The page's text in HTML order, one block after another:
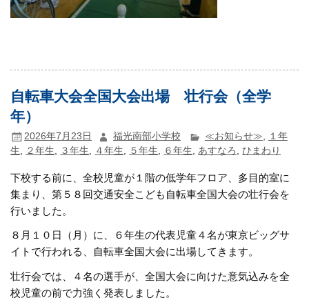
自転車大会全国大会出場 壮行会（全学
年）
2026年7月23日 福光南部小学校 ≪お知らせ≫, １年
生
２年生 ３年生 ４年生 ５年生 ６年生 あすなろ ,ひまわり
下校する前に、全校児童が１階の低学年フロア、多目的室に
集まり、第５８回交通安全こども自転車全国大会の壮行会を
行いました。
８月１０日（月）に、６年生の代表児童４名が東京ビッグサ
イトで行われる、自転車全国大会に出場してきます。
壮行会では、４名の選手が、全国大会に向けた意気込みを全
校児童の前で力強く発表しました。